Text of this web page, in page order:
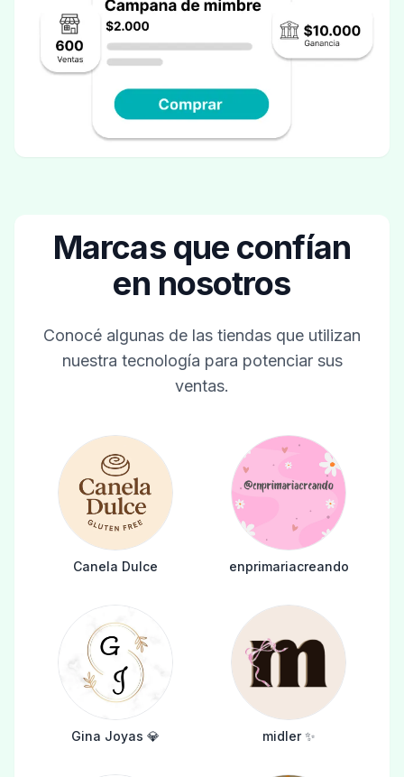
Marcas que confían
en nosotros
Conocé algunas de las tiendas que utilizan
nuestra tecnología para potenciar sus
ventas.
Canela Dulce enprimariacreando
Gina Joyas 💎 midler ✨️